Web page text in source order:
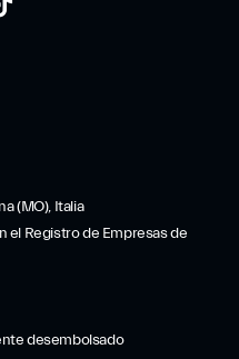
(MO), Italia
el Registro de Empresas de
desembolsado